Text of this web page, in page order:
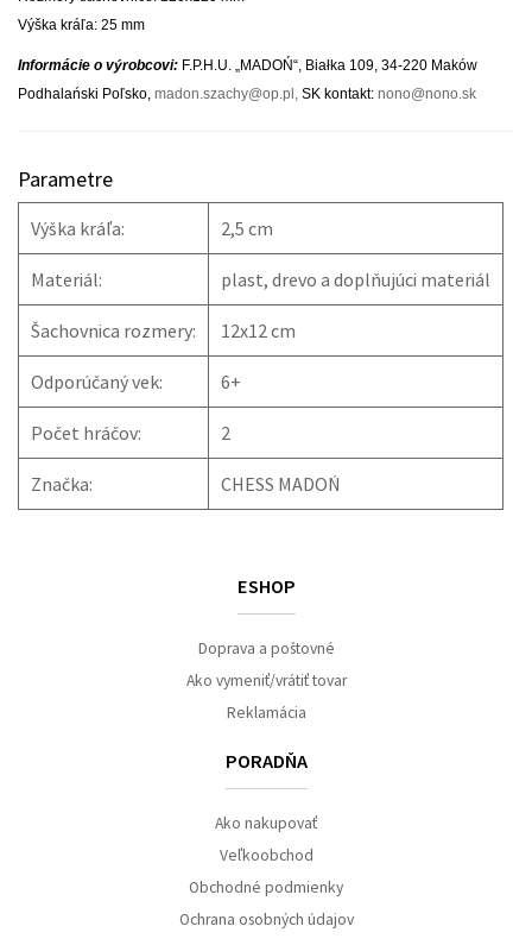
Výška kráľa: 25 mm
Informácie o výrobcovi: F.P.H.U. „MADOŃ“, Białka 109, 34-220 Maków
Podhalański Poľsko, madon.szachy@op.pl , SK kontakt: nono@nono.sk
Parametre
Výška kráľa: 2,5 cm
Materiál: plast, drevo a doplňujúci materiál
Šachovnica rozmery: 12x12 cm
Odporúčaný vek: 6+
Počet hráčov: 2
Značka: CHESS MADOŃ
ESHOP
Doprava a poštovné
Ako vymeniť/vrátiť tovar
Reklamácia
PORADŇA
Ako nakupovať
Veľkoobchod
Obchodné podmienky
Ochrana osobných údajov